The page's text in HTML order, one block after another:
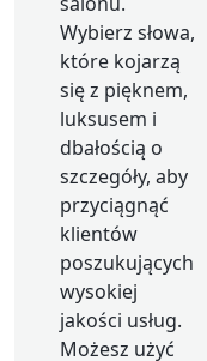
Wybierz słowa,
które kojarzą
się z pięknem,
luksusem i
dbałością o
szczegóły, aby
przyciągnąć
klientów
poszukujących
wysokiej
jakości usług.
Możesz użyć